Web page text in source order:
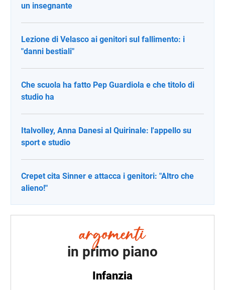
un insegnante
Lezione di Velasco ai genitori sul fallimento: i
"danni bestiali"
Che scuola ha fatto Pep Guardiola e che titolo di
studio ha
Italvolley, Anna Danesi al Quirinale: l'appello su
sport e studio
Crepet cita Sinner e attacca i genitori: "Altro che
alieno!"
in primo piano
Infanzia